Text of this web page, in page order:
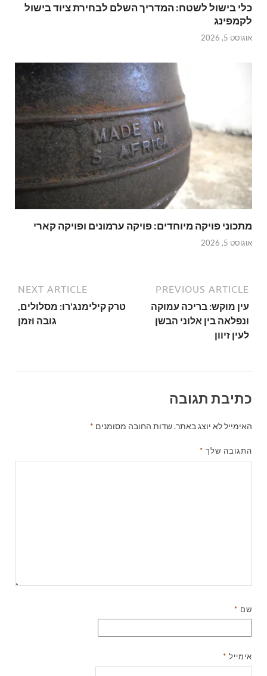
כלי בישול לשטח: המדריך השלם לבחירת ציוד בישול
לקמפינג
אוגוסט 5, 2026
מתכוני פויקה מיוחדים: פויקה ערמונים ופויקה קארי
אוגוסט 5, 2026
PREVIOUS ARTICLE
עין מוקש: בריכה עמוקה
ונפלאה בין אלוני הבשן
לעין זיוון
NEXT ARTICLE
טרק קילימנג'רו: מסלולים,
גובה וזמן
כתיבת תגובה
האימייל לא יוצג באתר.שדות החובה מסומנים *
התגובה שלך *
שם *
אימייל *